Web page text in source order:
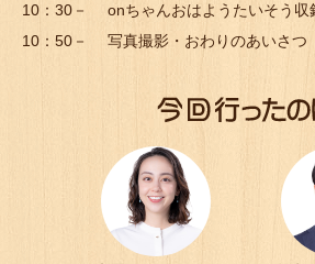
10：30－ onちゃんおはようたいそう
10：50－ 写真撮影・おわりのあいさつ